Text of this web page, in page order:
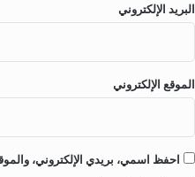
البريد الإلكتروني
الموقع الإلكتروني
احفظ اسمي، بريدي الإلكتروني،